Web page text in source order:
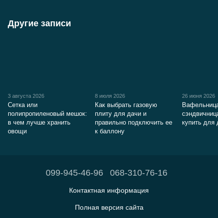
Другие записи
3 августа 2026
Сетка или
полипропиленовый мешок:
в чем лучше хранить
овощи
8 июля 2026
Как выбрать газовую
плиту для дачи и
правильно подключить ее
к баллону
26 июня 2026
купить для
099-945-46-96 068-310-76-16
Контактная информация
Полная версия сайта